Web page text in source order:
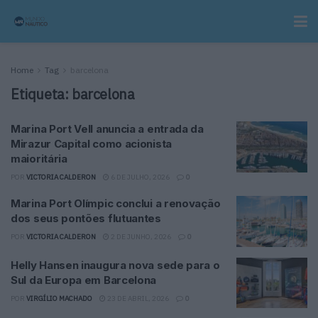
Home Tag barcelona
Etiqueta: barcelona
Marina Port Vell anuncia a entrada da
Mirazur Capital como acionista
maioritária
VICTORIA CALDERON 0
Marina Port Olímpic conclui a renovação
dos seus pontões flutuantes
VICTORIA CALDERON 0
Helly Hansen inaugura nova sede para o
Sul da Europa em Barcelona
VIRGÍLIO MACHADO 0